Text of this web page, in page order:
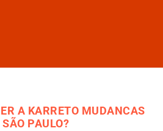
A KARRETO MUDANCAS
SÃO PAULO?